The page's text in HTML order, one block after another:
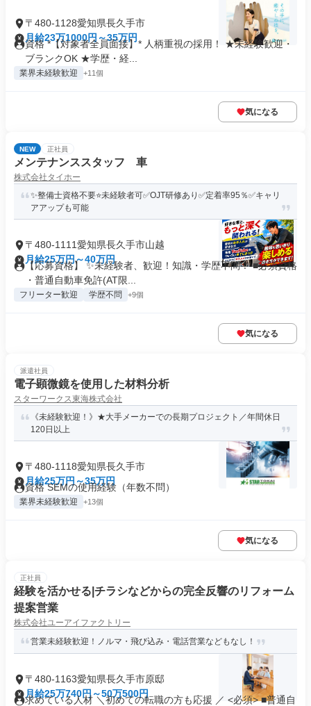
〒480-1128愛知県長久手市
月給23万1000円～35万円
資格 *【対象者全員面接】* 人柄重視の採用！ ★未経験歓迎・
ブランクOK ★学歴・経...
業界未経験歓迎 +11個
気になる
NEW 正社員
メンテナンススタッフ 車
株式会社タイホー
✨整備士資格不要⭐未経験者可✅OJT研修あり✅定着率95％✅キャリ
アアップも可能
〒480-1111愛知県長久手市山越
月給25万円～40万円
【応募資格】 ✨未経験者、歓迎！知識・学歴不問！ ■必須資格
・普通自動車免許(AT限...
フリーター歓迎 学歴不問 +9個
気になる
派遣社員
電子顕微鏡を使用した材料分析
スターワークス東海株式会社
《未経験歓迎！》★大手メーカーでの長期プロジェクト／年間休日
120日以上
〒480-1118愛知県長久手市
月給25万円～35万円
資格 SEMの使用経験（年数不問）
業界未経験歓迎 +13個
気になる
正社員
経験を活かせる|チラシなどからの完全反響のリフォーム
提案営業
株式会社ユーアイファクトリー
営業未経験歓迎！ノルマ・飛び込み・電話営業などもなし！
〒480-1163愛知県長久手市原邸
月給25万740円～50万500円
求めている人材 ＼初めての転職の方も応援 ／ <必須> ■普通自